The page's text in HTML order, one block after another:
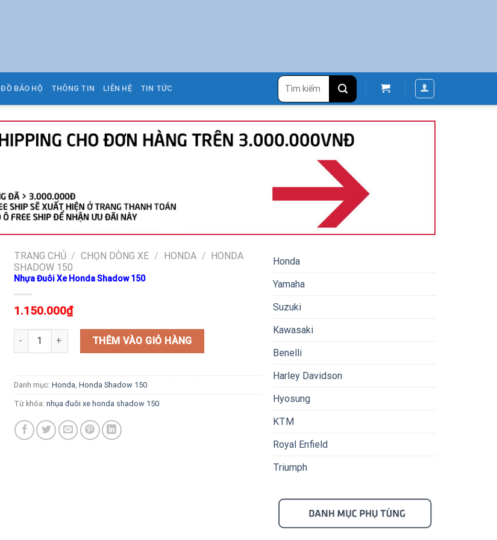
ĐỒ BẢO HỘ THÔNG TIN LIÊN HỆ TIN TỨC
Tìm
kiếm:
TRANG CHỦ / CHỌN DÒNG XE / HONDA / HONDA
SHADOW 150
Nhựa Đuôi Xe Honda Shadow 150
1.150.000₫
Nhựa Đuôi Xe Honda Shadow 150 số lượng
THÊM VÀO GIỎ HÀNG
Danh mục: Honda Honda Shadow 150
Từ khóa: nhụa đuôi xe honda shadow 150
Honda
Yamaha
Suzuki
Kawasaki
Benelli
Harley Davidson
Hyosung
KTM
Royal Enfield
Triumph